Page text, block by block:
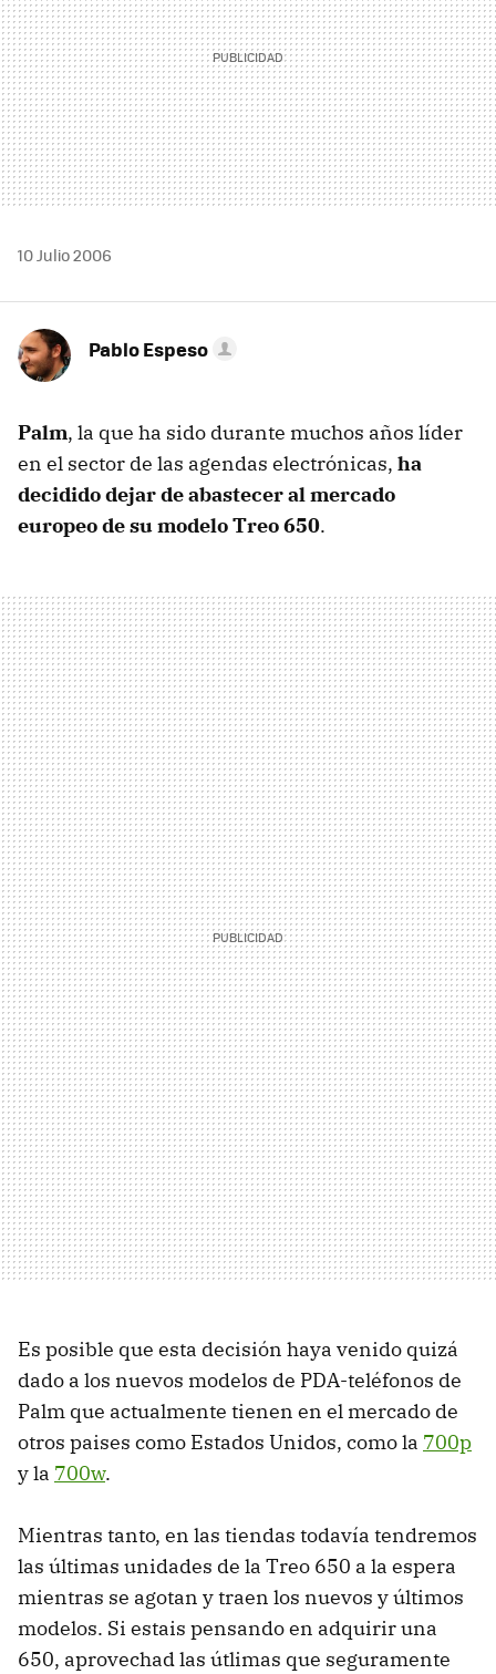
10 Julio 2006
Pablo Espeso
Palm, la que ha sido durante muchos años líder
en el sector de las agendas electrónicas, ha
decidido dejar de abastecer al mercado
europeo de su modelo Treo 650.
Es posible que esta decisión haya venido quizá
dado a los nuevos modelos de PDA-teléfonos de
Palm que actualmente tienen en el mercado de
otros paises como Estados Unidos, como la 700p
y la 700w.
Mientras tanto, en las tiendas todavía tendremos
las últimas unidades de la Treo 650 a la espera
mientras se agotan y traen los nuevos y últimos
modelos. Si estais pensando en adquirir una
650, aprovechad las útlimas que seguramente